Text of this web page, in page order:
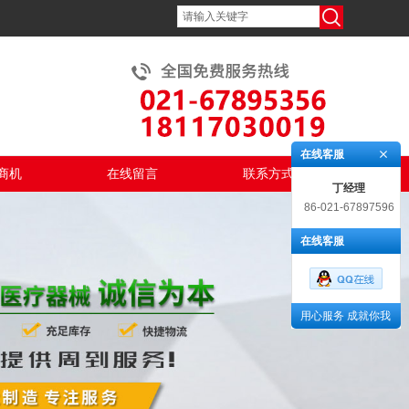
机 在线留言 联系方式
在线客服
丁经理
86-021-67897596
在线客服
用心服务 成就你我